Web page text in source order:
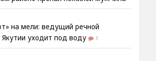
на мели: ведущий речной
Якутии уходит под воду
1